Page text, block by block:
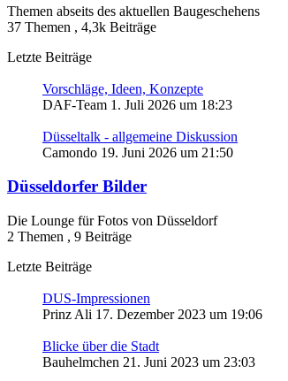
Themen abseits des aktuellen Baugeschehens
37 Themen , 4,3k Beiträge
Letzte Beiträge
Vorschläge, Ideen, Konzepte
DAF-Team 1. Juli 2026 um 18:23
Düsseltalk - allgemeine Diskussion
Camondo 19. Juni 2026 um 21:50
Düsseldorfer Bilder
Die Lounge für Fotos von Düsseldorf
2 Themen , 9 Beiträge
Letzte Beiträge
DUS-Impressionen
Prinz Ali 17. Dezember 2023 um 19:06
Blicke über die Stadt
Bauhelmchen 21. Juni 2023 um 23:03